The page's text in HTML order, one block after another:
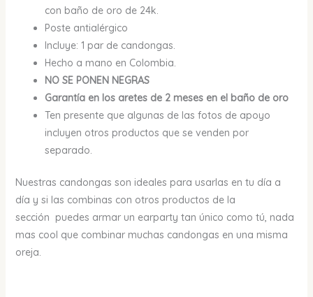
con baño de oro de 24k.
Poste antialérgico
Incluye: 1 par de candongas.
Hecho a mano en Colombia.
NO SE PONEN NEGRAS
Garantía en los aretes de 2 meses en el baño de oro
Ten presente que algunas de las fotos de apoyo
incluyen otros productos que se venden por
separado.
Nuestras candongas son ideales para usarlas en tu día a
día y si las combinas con otros productos de la
sección puedes armar un earparty tan único como tú, nada
mas cool que combinar muchas candongas en una misma
oreja.